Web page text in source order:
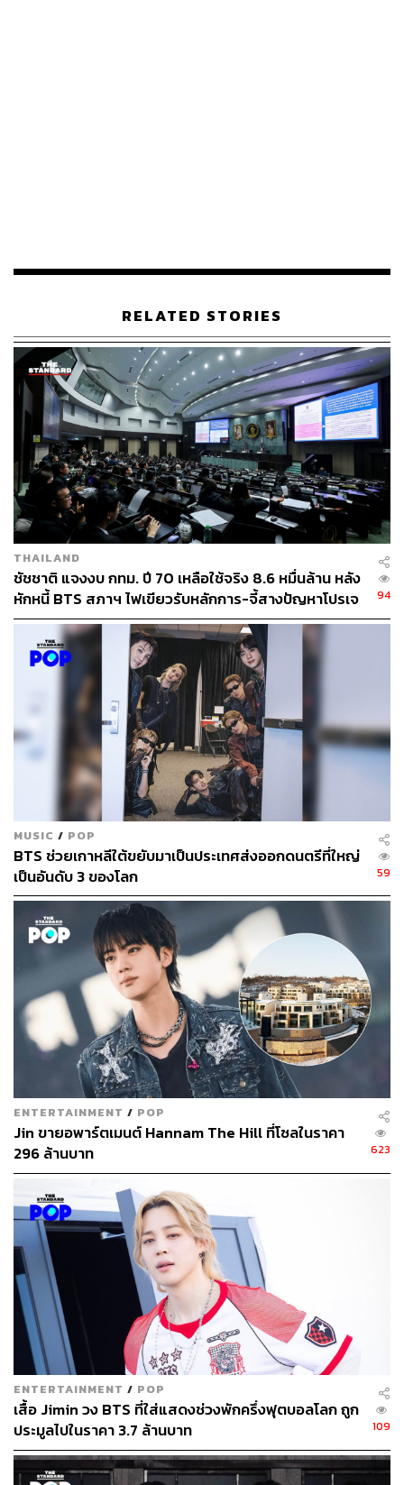
ภาพ: BIGHIT MUSIC
อ้างอิง:
https://www.billboard.com/music/pop/bts-rm-solo-doc
-rm-right-people-wrong-place-premiere-1235765833/
TAGS: BTS
Busan International Film Festival
Cinema Journey 20 ปี ภาพยนตร์เป็นเอก
Lee Seok Jun
ABOUT THE AUTHOR
กองบรรณาธิการคัลเจอร์ สำนักข่าว THE
STANDARD
RELATED STORIES
THAILAND
ชัชชาติ แจงงบ กทม. ปี 70 เหลือใช้จริง 8.6 หมื่นล้าน หลัง
หักหนี้ BTS สภาฯ ไฟเขียวรับหลักการ-จี้สางปัญหาโปรเจ
กต์ล่าช้า
94
MUSIC / POP
BTS ช่วยเกาหลีใต้ขยับมาเป็นประเทศส่งออกดนตรีที่ใหญ่
เป็นอันดับ 3 ของโลก
59
ENTERTAINMENT / POP
Jin ขายอพาร์ตเมนต์ Hannam The Hill ที่โซลในราคา
296 ล้านบาท
623
ENTERTAINMENT / POP
เสื้อ Jimin วง BTS ที่ใส่แสดงช่วงพักครึ่งฟุตบอลโลก ถูก
ประมูลไปในราคา 3.7 ล้านบาท
109